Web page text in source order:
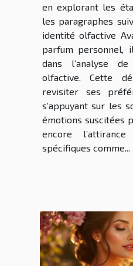
en explorant les
les paragraphes
identité olfactive
parfum personnel,
dans l’analyse
olfactive. Cette
revisiter ses
s’appuyant sur les
émotions suscitées
encore
spécifiques comme...